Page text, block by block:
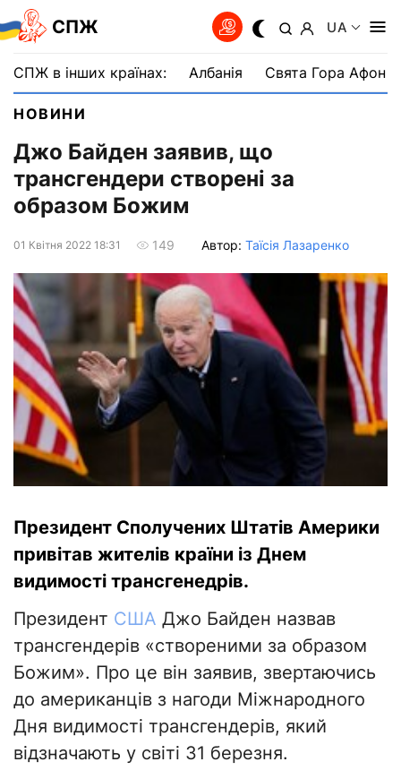
СПЖ UA
СПЖ в інших країнах: Албанія Свята Гора Афон
НОВИНИ
Джо Байден заявив, що
трансгендери створені за
образом Божим
01 Квiтня 2022 18:31 149 Автор: Таїсія Лазаренко
Президент Сполучених Штатів Америки
привітав жителів країни із Днем
видимості трансгенедрів.
Президент США Джо Байден назвав
трансгендерів «створеними за образом
Божим». Про це він заявив, звертаючись
до американців з нагоди Міжнародного
Дня видимості трансгендерів, який
відзначають у світі 31 березня.